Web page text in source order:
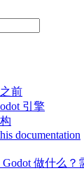
前
引擎
documentation
Godot 做什么